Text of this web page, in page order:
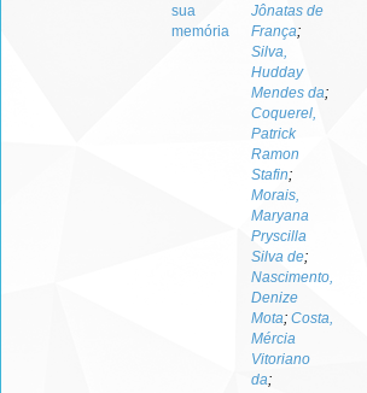
sua
memória
Jônatas de
França;
Silva,
Hudday
Mendes da;
Coquerel,
Patrick
Ramon
Stafin;
Morais,
Maryana
Pryscilla
Silva de;
Nascimento,
Denize
Mota; Costa,
Mércia
Vitoriano
da;